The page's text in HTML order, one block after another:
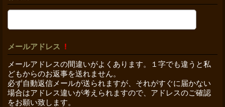
メールアドレス !
メールアドレスの間違いがよくあります。１字でも違うと私
どもからのお返事を送れません。
必ず自動返信メールが送られますが、それがすぐに届かない
場合はアドレス違いが考えられますので、アドレスのご確認
をお願い致します。